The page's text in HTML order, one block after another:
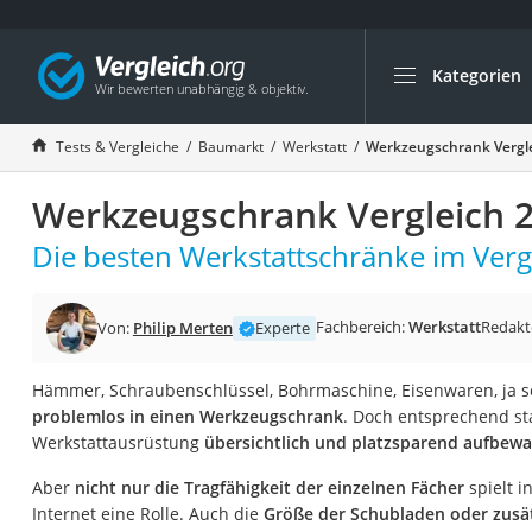
Kategorien
Die beliebtesten
Baumarkt
Tresor feuerfest
Makita-Akku-
Kappsäge
Smartes
Akku-
Split-Klimaanlage
Pelletofen
Tests & Vergleiche Baumarkt Werkstatt Werkzeugschrank
Werkzeugschrank Vergleich
Die besten Werkstattschränke im
Von: Philip Merten Experte Fachbereich:Werkstatt
Hämmer, Schraubenschlüssel, Bohrmaschine, Eisenwaren, ja
problemlos in einen Werkzeugschrank. Doch entsprechend
Werkstattausrüstung übersichtlich und platzsparend
Aber nicht nur die Tragfähigkeit der einzelnen Fächerspielt in
Internet eine Rolle. Auch die Größe der Schubladen oder